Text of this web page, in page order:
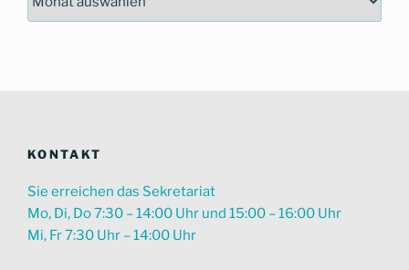
Zeitraum
KONTAKT
Sie erreichen das Sekretariat
Mo, Di, Do 7:30 – 14:00 Uhr und 15:00 – 16:00 Uhr
Mi, Fr 7:30 Uhr – 14:00 Uhr